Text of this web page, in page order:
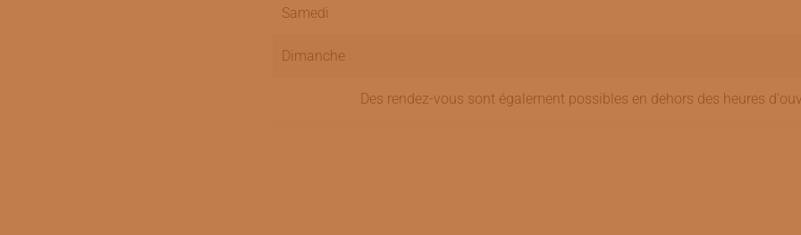
Samedi
Dimanche
Des rendez-vous sont également possibles en dehors des heures